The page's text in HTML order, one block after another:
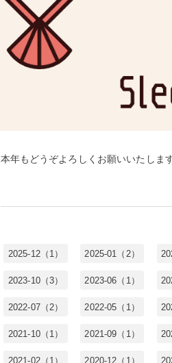
本年もどうぞよろしくお願いいたしま
2025-12（1） 2025-01（2）
2023-10（3） 2023-06（1）
2022-07（2） 2022-05（1）
2021-10（1） 2021-09（1）
2021-02（1） 2020-12（1）